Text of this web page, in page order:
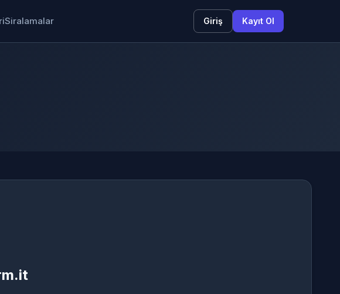
Siralamalar Giriş Kayıt Ol